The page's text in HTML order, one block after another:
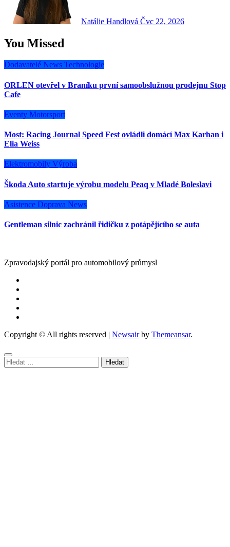
Natálie Handlová Čvc 22, 2026
You Missed
Dodavatelé News Technologie
ORLEN otevřel v Braníku první samoobslužnou prodejnu Stop
Cafe
Eventy Motorsport
Most: Racing Journal Speed Fest ovládli domácí Max Karhan i
Elia Weiss
Elektromobily Výroba
Škoda Auto startuje výrobu modelu Peaq v Mladé Boleslavi
Asistence Doprava News
Gentleman silnic zachránil řidičku z potápějícího se auta
Zpravodajský portál pro automobilový průmysl
Copyright © All rights reserved | Newsairby Themeansar.
Vyhledávání